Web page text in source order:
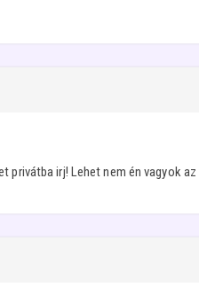
irj! Lehet nem én vagyok